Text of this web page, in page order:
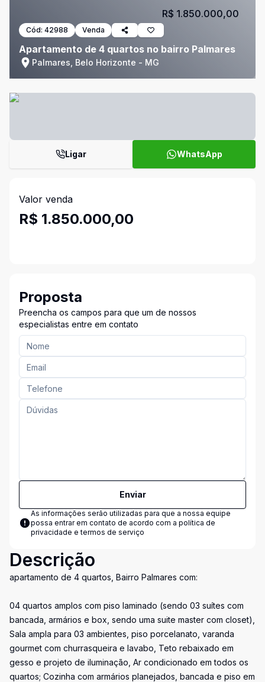
Cód: 42988 Venda
Apartamento de 4 quartos no bairro Palmares
Palmares, Belo Horizonte - MG
R$ 1.850.000,00
Ligar WhatsApp
Valor venda
R$ 1.850.000,00
Proposta
Preencha os campos para que um de nossos
especialistas entre em contato
Enviar
As informações serão utilizadas para que a nossa equipe
possa entrar em contato de acordo com a política de
privacidade e termos de serviço
Descrição
apartamento de 4 quartos, Bairro Palmares com:
04 quartos amplos com piso laminado (sendo 03 suítes com
bancada, armários e box, sendo uma suite master com closet),
Sala ampla para 03 ambientes, piso porcelanato, varanda
gourmet com churrasqueira e lavabo, Teto rebaixado em
gesso e projeto de iluminação, Ar condicionado em todos os
quartos; Cozinha com armários planejados, bancada e piso em